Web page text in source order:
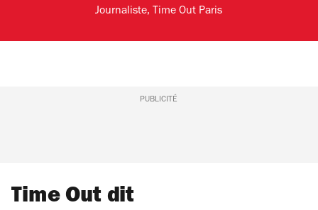
Journaliste, Time Out Paris
PUBLICITÉ
Time Out dit